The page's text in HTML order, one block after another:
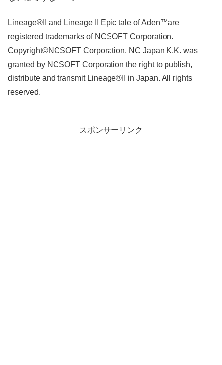
Lineage®II and Lineage II Epic tale of Aden™are
registered trademarks of NCSOFT Corporation.
Copyright©NCSOFT Corporation. NC Japan K.K. was
granted by NCSOFT Corporation the right to publish,
distribute and transmit Lineage®II in Japan. All rights
reserved.
スポンサーリンク